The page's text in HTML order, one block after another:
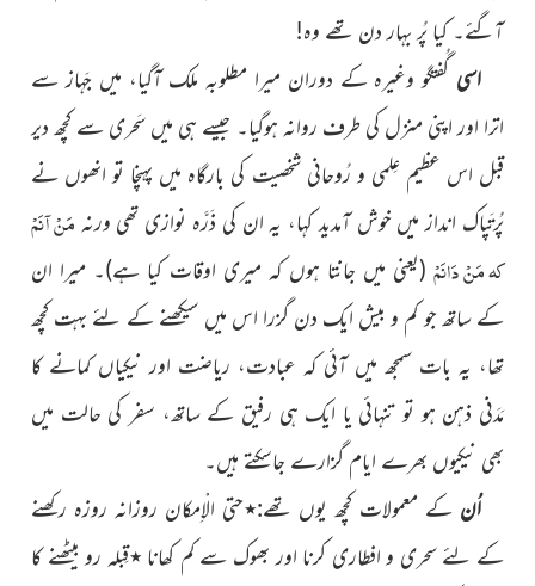
آگئے۔ کیا پُر بہار دن تھے وہ!
اسی گُفتگو وغیرہ کے دوران میرا مطلوبہ ملک آگیا، میں جَہاز سے
اترا اور اپنی منزل کی طرف روانہ ہوگیا۔ جیسے ہی میں سَحری سے کچھ دیر
قبل اس عظیم عِلمی و رُوحانی شخصیت کی بارگاہ میں پہنچا تو انھوں نے
پُرتَپاک انداز میں خوش آمدید کہا، یہ ان کی ذَرَّہ نوازی تھی ورنہ مَنْ آنَمْ
کہ مَنْ دَانَمْ (یعنی میں جانتا ہوں کہ میری اوقات کیا ہے)۔ میرا ان
کے ساتھ جو کم و بیش ایک دن گزرا اس میں سیکھنے کے لئے بہت کچھ
تھا، یہ بات سمجھ میں آئی کہ عبادت، ریاضت اور نیکیاں کمانے کا
مَدَنی ذہن ہو تو تنہائی یا ایک ہی رفیق کے ساتھ، سفر کی حالت میں
بھی نیکیوں بھرے ایام گزارے جاسکتے ہیں۔
اُن کے معمولات کچھ یوں تھے:٭حتی الْاِمکان روزانہ روزہ رکھنے
کے لئے سحری و افطاری کرنا اور بھوک سے کم کھانا ٭قِبلہ رو بیٹھنے کا